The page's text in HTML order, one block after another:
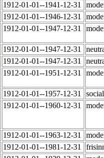
1912-01-01--1941-12-31
1912-01-01--1946-12-31
1912-01-01--1947-12-31
1912-01-01--1947-12-31
1912-01-01--1947-12-31
1912-01-01--1951-12-31
1912-01-01--1957-12-31
1912-01-01--1960-12-31
1912-01-01--1963-12-31
1912-01-01--1981-12-31